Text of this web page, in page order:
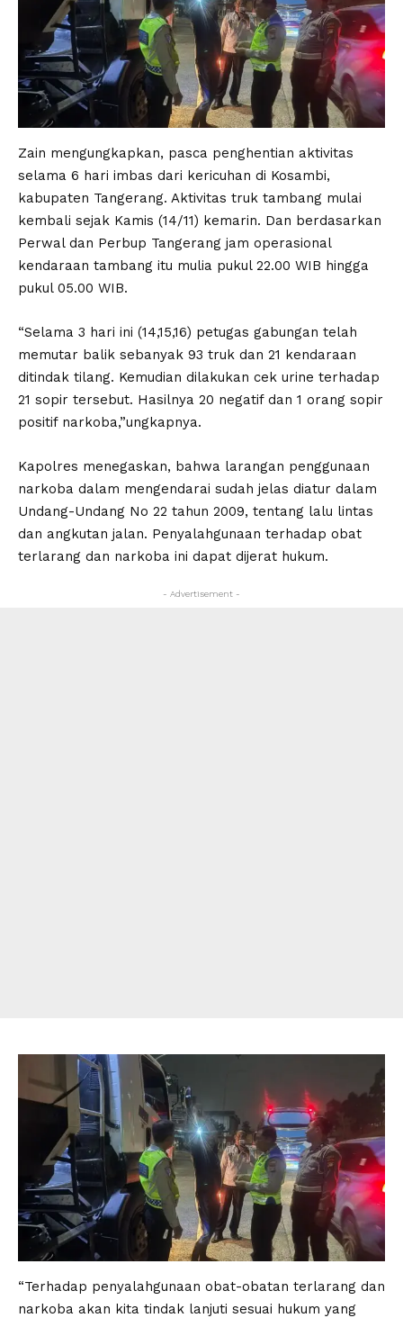
Zain mengungkapkan, pasca penghentian aktivitas
selama 6 hari imbas dari kericuhan di Kosambi,
kabupaten Tangerang. Aktivitas truk tambang mulai
kembali sejak Kamis (14/11) kemarin. Dan berdasarkan
Perwal dan Perbup Tangerang jam operasional
kendaraan tambang itu mulia pukul 22.00 WIB hingga
pukul 05.00 WIB.
“Selama 3 hari ini (14,15,16) petugas gabungan telah
memutar balik sebanyak 93 truk dan 21 kendaraan
ditindak tilang. Kemudian dilakukan cek urine terhadap
21 sopir tersebut. Hasilnya 20 negatif dan 1 orang sopir
positif narkoba,”ungkapnya.
Kapolres menegaskan, bahwa larangan penggunaan
narkoba dalam mengendarai sudah jelas diatur dalam
Undang-Undang No 22 tahun 2009, tentang lalu lintas
dan angkutan jalan. Penyalahgunaan terhadap obat
terlarang dan narkoba ini dapat dijerat hukum.
- Advertisement -
“Terhadap penyalahgunaan obat-obatan terlarang dan
narkoba akan kita tindak lanjuti sesuai hukum yang